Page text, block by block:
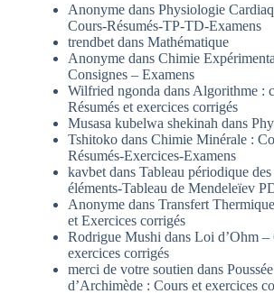
Anonyme dans Physiologie
Cours-Résumés-TP-TD-Examens
trendbet dans Mathématique
Anonyme dans Chimie
Consignes – Examens
Wilfried ngonda dans Algorithme :
Résumés et exercices corrigés
Musasa kubelwa shekinah dans
Tshitoko dans Chimie Minérale :
Résumés-Exercices-Examens
kavbet dans Tableau périodique des
éléments-Tableau de Mendeleïev
Anonyme dans Transfert
et Exercices corrigés
Rodrigue Mushi dans Loi d’Ohm –
exercices corrigés
merci de votre soutien dans Poussée
d’Archimède : Cours et exercices